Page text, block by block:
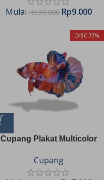
Mulai Rp30.000 Rp9.000
DISC 77%
Cupang Plakat Multicolor
Cupang